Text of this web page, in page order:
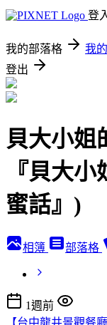
登
我的部落格 我
登出
貝大小姐
『貝大
蜜話』)
相簿 部落格
1週前
【台中龍井景觀餐